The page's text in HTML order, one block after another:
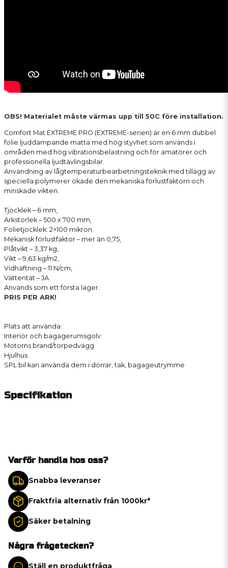
OBS! Materialet måste värmas upp till 50C före installation.
Comfort Mat EXTREME PRO (EXTREME-serien) är en 6 mm dubbel
folie ljuddämpande matta med hög styvhet som används i
områden med hög vibrationsbelastning och för amatörer och
professionella ljudtävlingsbilar.
Användning av lågtemperaturbearbetningsteknik med tillägg av
speciella polymerer ökade den mekaniska förlustfaktorn och
minskade vikten.
Tjocklek – 6 mm,
Arkstorlek – 500 x 700 mm,
Folietjocklek: 2×100 mikron.
Mekanisk förlustfaktor – mer än 0,75,
Plåtvikt – 3,37 kg,
Vikt – 9,63 kg/m2,
Vidhäftning – 11 N/cm,
Vattentät – JA.
Används som ett första lager.
PRIS PER ARK!
Plats att använda:
Interiör och bagagerumsgolv
Motorns brand/torpedvägg
Hjulhus
SPL bil kan använda dem i dörrar, tak, bagageutrymme
Specifikation
Varför handla hos oss?
Snabba leveranser
Fraktfria alternativ från 1000kr*
Säker betalning
Några frågetecken?
Ställ en produktfråga